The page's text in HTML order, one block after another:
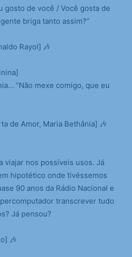
gosto de você / Você gosta de
briga tanto assim?”
Rayol] 🎶
“Não mexe comigo, que eu
de Amor, Maria Bethânia] 🎶
viajar nos possíveis usos. Já
hipotético onde tivéssemos
90 anos da Rádio Nacional e
transcrever tudo
Já pensou?
🎶